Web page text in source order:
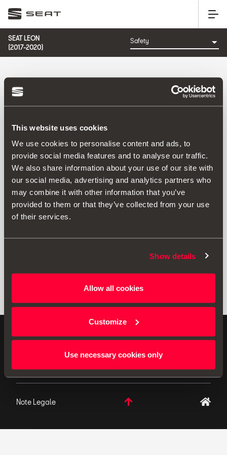
This website uses cookies
We use cookies to personalise content and ads, to
provide social media features and to analyse our traffic.
We also share information about your use of our site with
our social media, advertising and analytics partners who
may combine it with other information that you’ve
provided to them or that they’ve collected from your use
of their services.
Show details
Allow all cookies
Customize
Use necessary cookies only
SEAT LEON
(2017-2020)
Comandă pentru:
Data lansării| A-Z|Z-A|Preț crescător|Preț
descrescător
No Results
CATEGORIA: SAFETY
ACCESORII ORIGINALE SEAT aplică o politică de
dezvoltare continuă pentru produsele sale și își
Note Legale